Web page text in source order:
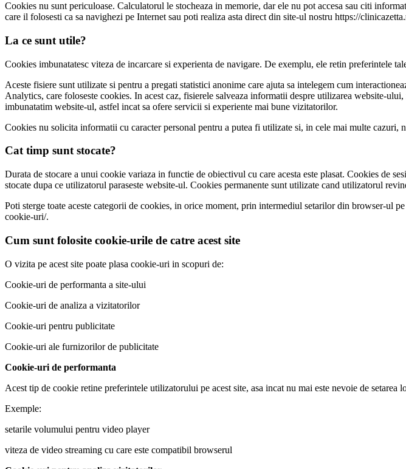
Cookies nu sunt periculoase. Calculatorul le stocheaza in memorie, dar ele nu pot accesa sau citi
care il folosesti ca sa navighezi pe Internet sau poti realiza asta direct din site-ul nostru https://
La ce sunt utile?
Cookies imbunatatesc viteza de incarcare si experienta de navigare. De exemplu, ele retin preferintele
Aceste fisiere sunt utilizate si pentru a pregati statistici anonime care ajuta sa intelegem cum
Analytics, care foloseste cookies. In acest caz, fisierele salveaza informatii despre utilizarea website-
imbunatatim website-ul, astfel incat sa ofere servicii si experiente mai bune vizitatorilor.
Cookies nu solicita informatii cu caracter personal pentru a putea fi utilizate si, in cele mai multe cazuri,
Cat timp sunt stocate?
Durata de stocare a unui cookie variaza in functie de obiectivul cu care acesta este plasat. Cookies de
stocate dupa ce utilizatorul paraseste website-ul. Cookies permanente sunt utilizate cand utilizatorul
Poti sterge toate aceste categorii de cookies, in orice moment, prin intermediul setarilor din browser-ul
cookie-uri/.
Cum sunt folosite cookie-urile de catre acest site
O vizita pe acest site poate plasa cookie-uri in scopuri de:
Cookie-uri de performanta a site-ului
Cookie-uri de analiza a vizitatorilor
Cookie-uri pentru publicitate
Cookie-uri ale furnizorilor de publicitate
Cookie-uri de performanta
Acest tip de cookie retine preferintele utilizatorului pe acest site, asa incat nu mai este nevoie de setarea
Exemple:
setarile volumului pentru video player
viteza de video streaming cu care este compatibil browserul